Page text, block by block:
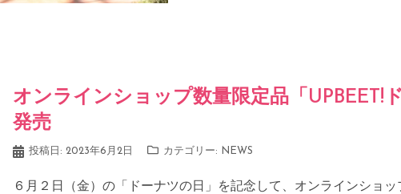
オンラインショップ数量限定品「UPBEET!
発売
投稿日: 2023年6月2日 カテゴリー: NEWS
６月２日（金）の「ドーナツの日」を記念して、オンラインショ